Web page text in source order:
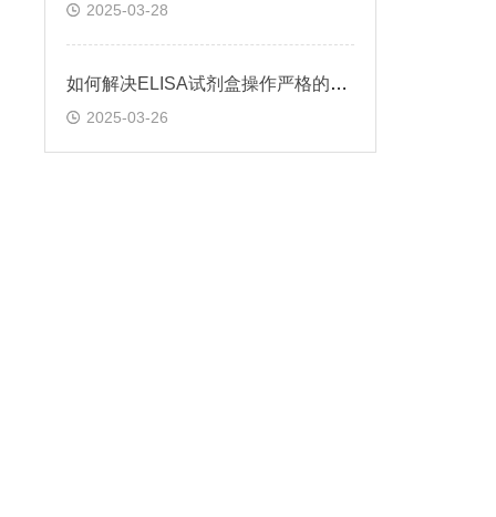
2025-03-28
如何解决ELISA试剂盒操作严格的问题
2025-03-26